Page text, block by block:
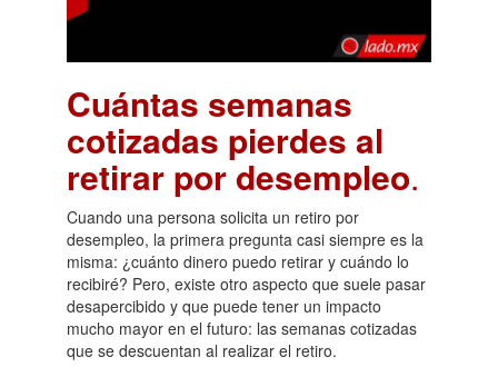
Cuántas semanas
cotizadas pierdes al
retirar por desempleo.
Cuando una persona solicita un retiro por
desempleo, la primera pregunta casi siempre es la
misma: ¿cuánto dinero puedo retirar y cuándo lo
recibiré? Pero, existe otro aspecto que suele pasar
desapercibido y que puede tener un impacto
mucho mayor en el futuro: las semanas cotizadas
que se descuentan al realizar el retiro.